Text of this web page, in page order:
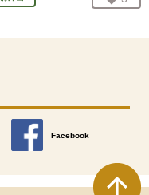
Facebook
別のウィンドウで開きます